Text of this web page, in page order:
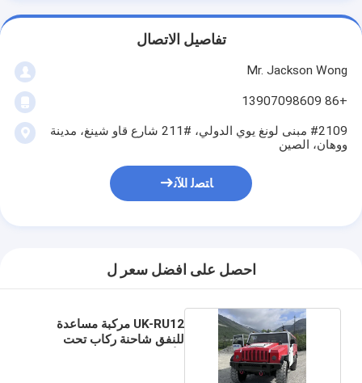
تفاصيل الاتصال
Mr. Jackson Wong
+86 13907098609
#2109 مبنى لونغ يوي الدولي، #211 شارع قاو شينغ، مدينة
ووهان، الصين
ﺎﺘﺼﻟ ﺍﻶﻧ
احصل على افضل سعر ل
UK-RU12 مركبة مساعدة
للنفق شاحنة ركاب تحت